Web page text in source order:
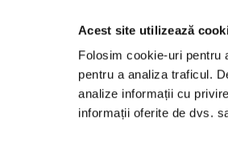
Acest site utilizează
Folosim cookie-uri pentru
pentru a analiza traficul.
analize informații cu
informații oferite de dvs.
Cele mai căutate cărți
Blog Printre Carti
Cărţi sub 5 lei
Cărţi sub 8 lei